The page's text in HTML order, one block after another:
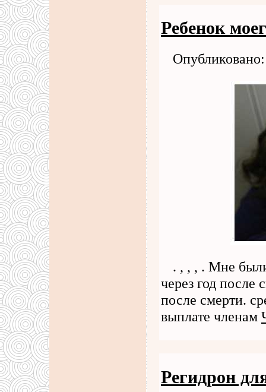
Ребенок
. , , , . Мне
через год после
после смерти.
выплате членам
Регидрон